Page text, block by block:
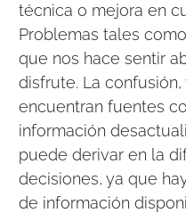
técnica o mejora en
Problemas tales
que nos hace sentir
disfrute. La
encuentran fuentes
información
puede derivar en la
decisiones, ya que
de información